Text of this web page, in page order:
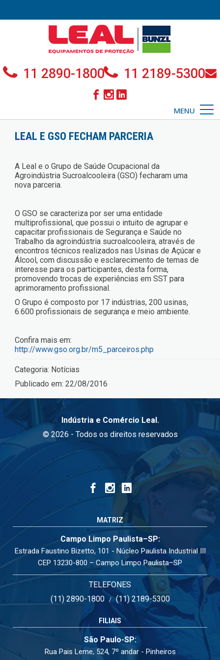
11 2890-1800 11 2189-5300
MENU
LEAL E GSO FECHAM PARCERIA
A Leal e o Grupo de Saúde Ocupacional da
Agroindústria Sucroalcooleira (GSO) fecharam uma
nova parceria.
O GSO se caracteriza por ser uma entidade
multiprofissional, que possui o intuito de agrupar e
capacitar profissionais de Segurança e Saúde no
Trabalho da agroindústria sucroalcooleira, através de
encontros técnicos realizados nas Usinas de Açúcar e
Álcool, com discussão e esclarecimento de temas de
interesse para os participantes, desta forma,
promovendo trocas de experiências em SST para
aprimoramento profissional.
O Grupo é composto por 17 indústrias, 200 usinas,
6.600 profissionais de segurança e meio ambiente.
Confira mais em:
http://www.gso.org.br/m5_parceiros.php
Categoria: Notícias
Publicado em: 22/08/2016
Indústria e Comércio Leal.
© 2026 - Todos os direitos reservados
MATRIZ
Campo Limpo Paulista–SP:
Estrada Faustino Bizetto, 101 - Núcleo Paulista Industrial III
CEP 13230-800 – Campo Limpo Paulista–SP
TELEFONES
(11) 2890-1800/(11) 2189-5300
FILIAIS
São Paulo-SP:
Rua Pais Leme, 524, 7º andar - Pinheiros